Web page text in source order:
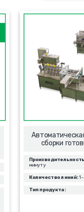
сборки
минуту
Количество линий:1-
Тип продукта: